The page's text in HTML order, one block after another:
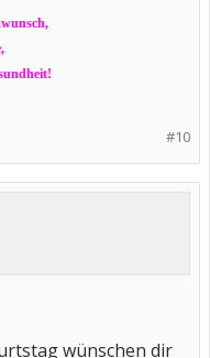
#10
wünschen dir